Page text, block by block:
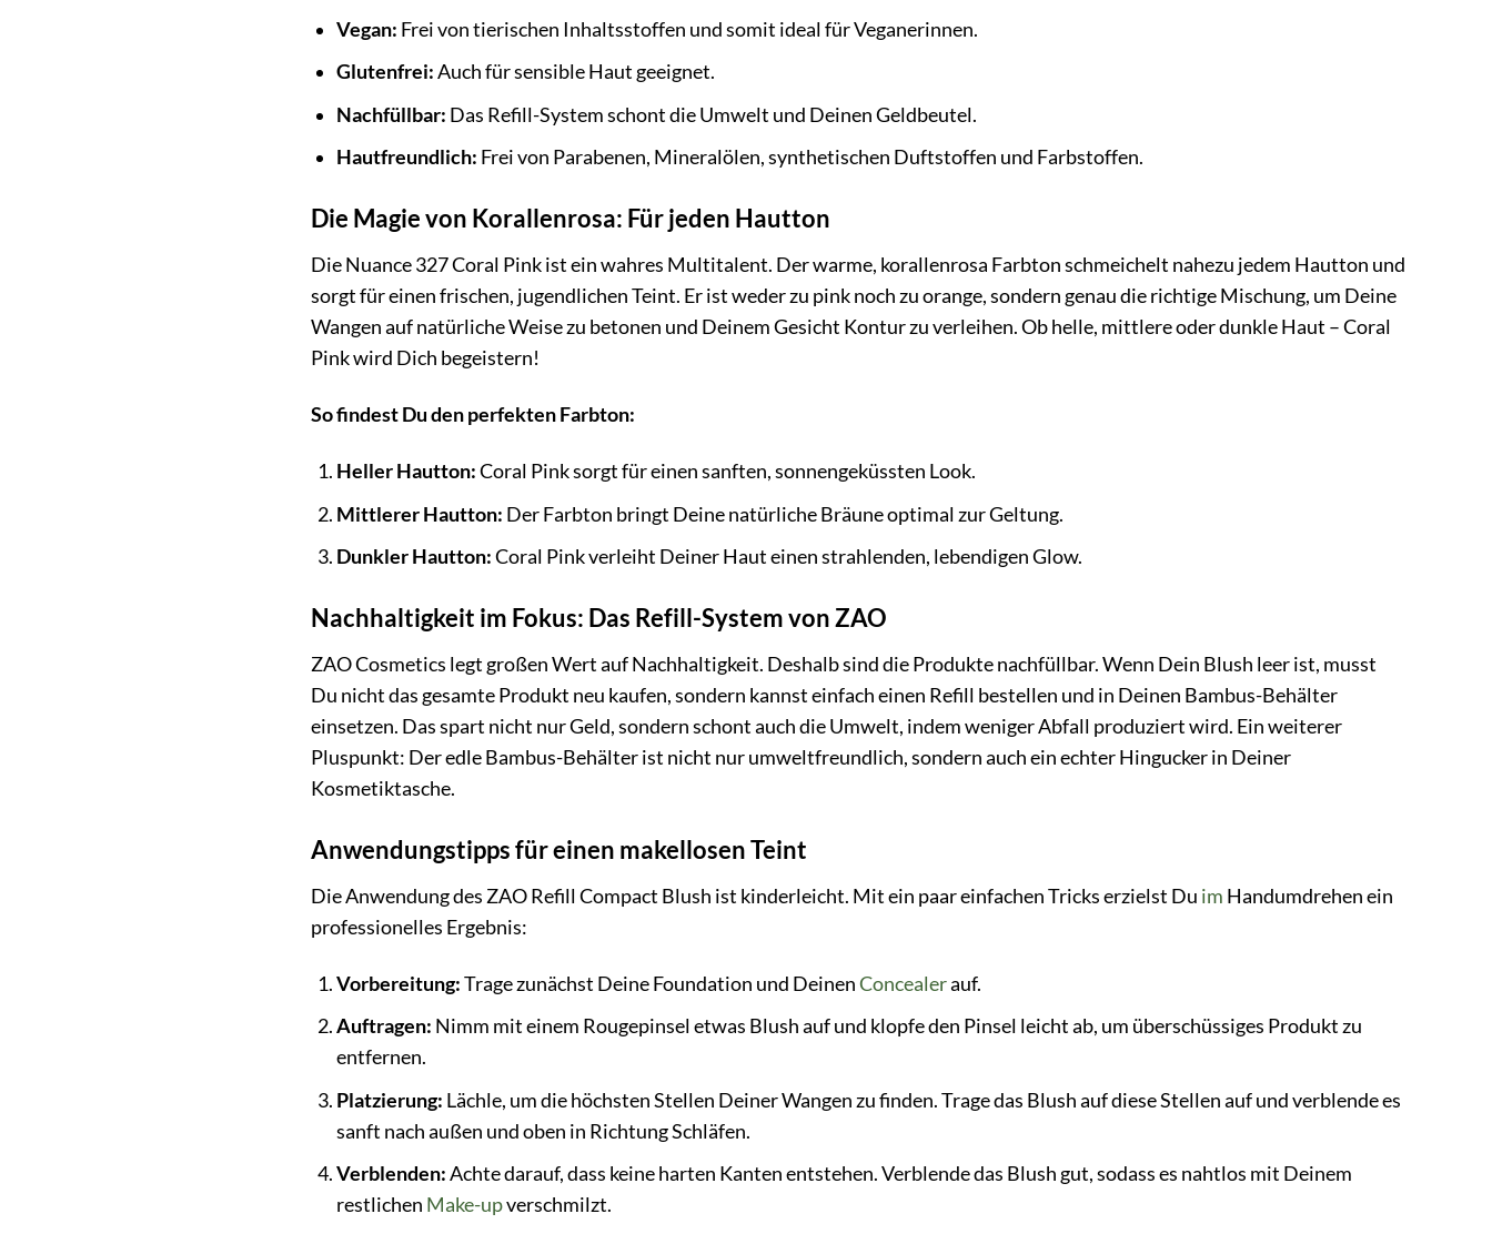
Vegan: Frei von tierischen Inhaltsstoffen und somit ideal für Veganerinnen.
Glutenfrei:Auch für sensible Haut geeignet.
Nachfüllbar: Das Refill-System schont die Umwelt und Deinen Geldbeutel.
Hautfreundlich: Frei von Parabenen, Mineralölen, synthetischen Duftstoffen und Farbstoffen.
Die Magie von Korallenrosa: Für jeden Hautton
Die Nuance 327 Coral Pink ist ein wahres Multitalent. Der warme, korallenrosa Farbton schmeichelt nahezu jedem Hautton und
sorgt für einen frischen, jugendlichen Teint. Er ist weder zu pink noch zu orange, sondern genau die richtige Mischung, um Deine
Wangen auf natürliche Weise zu betonen und Deinem Gesicht Kontur zu verleihen. Ob helle, mittlere oder dunkle Haut – Coral
Pink wird Dich begeistern!
So findest Du den perfekten Farbton:
Heller Hautton:Coral Pink sorgt für einen sanften, sonnengeküssten Look.
Mittlerer Hautton: Der Farbton bringt Deine natürliche Bräune optimal zur Geltung.
Dunkler Hautton:Coral Pink verleiht Deiner Haut einen strahlenden, lebendigen Glow.
Nachhaltigkeit im Fokus: Das Refill-System von ZAO
ZAO Cosmetics legt großen Wert auf Nachhaltigkeit. Deshalb sind die Produkte nachfüllbar. Wenn Dein Blush leer ist, musst
Du nicht das gesamte Produkt neu kaufen, sondern kannst einfach einen Refill bestellen und in Deinen Bambus-Behälter
einsetzen. Das spart nicht nur Geld, sondern schont auch die Umwelt, indem weniger Abfall produziert wird. Ein weiterer
Pluspunkt: Der edle Bambus-Behälter ist nicht nur umweltfreundlich, sondern auch ein echter Hingucker in Deiner
Kosmetiktasche.
Anwendungstipps für einen makellosen Teint
Die Anwendung des ZAO Refill Compact Blush ist kinderleicht. Mit ein paar einfachen Tricks erzielst Du im Handumdrehen ein
professionelles Ergebnis:
Vorbereitung:Trage zunächst Deine Foundation und DeinenConcealerauf.
Auftragen: Nimm mit einem Rougepinsel etwas Blush auf und klopfe den Pinsel leicht ab, um überschüssiges Produkt zu
entfernen.
Platzierung: Lächle, um die höchsten Stellen Deiner Wangen zu finden. Trage das Blush auf diese Stellen auf und verblende es
sanft nach außen und oben in Richtung Schläfen.
Verblenden:Achte darauf, dass keine harten Kanten entstehen. Verblende das Blush gut, sodass es nahtlos mit Deinem
restlichen Make-upverschmilzt.